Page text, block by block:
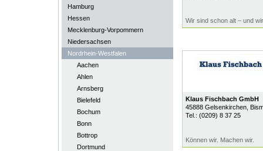
Hamburg
Hessen
Mecklenburg-Vorpommern
Niedersachsen
Nordrhein-Westfalen
Aachen
Ahlen
Arnsberg
Bielefeld
Bochum
Bonn
Bottrop
Dortmund
Wir sind schon alt – und
Klaus Fischbach GmbH
45888 Gelsenkirchen,
Tel.: (0209) 8 37 25
Können wir. Machen wir.